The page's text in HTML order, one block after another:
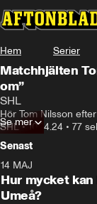
Hem Serier
Matchhjälten
om”
SHL
Hör Tom Nilsson
SHL•10.04.24 • 77
Se mer
Senast
Plus
14 MAJ
Hur mycket
Umeå?